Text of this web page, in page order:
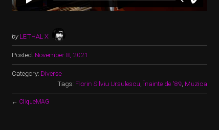
by LETHAL X
Posted: November 8, 2021
Category: Diverse
Tags: Florin Silviu Ursulescu Înainte de '89 Muzica
← CliqueMAG